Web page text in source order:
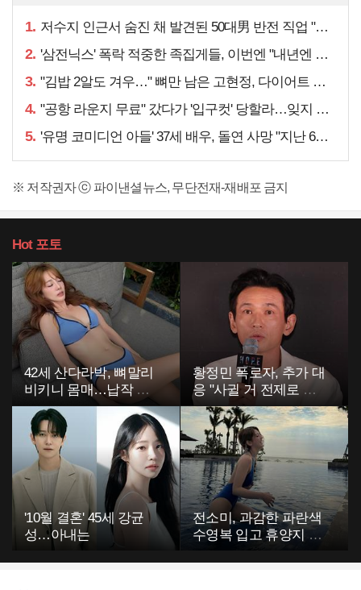
1. 저수지 인근서 숨진 채 발견된 50대男 반전 직업 "얼마 전…"
2. '삼전닉스' 폭락 적중한 족집게들, 이번엔 "내년엔 더욱…"
3. "김밥 2알도 겨우…" 뼈만 남은 고현정, 다이어트 아니라
4. "공항 라운지 무료" 갔다가 '입구컷' 당할라…잊지 말아야 할 것
5. '유명 코미디언 아들' 37세 배우, 돌연 사망 "지난 6월에도…"
※ 저작권자 ⓒ 파이낸셜뉴스, 무단전재-재배포 금지
Hot포토
42세 산다라박, 뼈말리
비키니 몸매…납작 복
부에 깜짝
황정민 폭로자, 추가 대
응 "사귈 거 전제로 하
고…"
'10월 결혼' 45세 강균
성…아내는
전소미, 과감한 파란색
수영복 입고 휴양지 포